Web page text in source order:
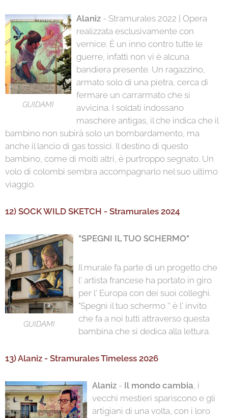
GUIDAMI
Alaniz- Stramurales 2022 | Opera
realizzata esclusivamente con
vernice. È un inno contro tutte le
guerre, infatti non vi è alcuna
bandiera presente. Un ragazzino,
armato solo di una pietra, cerca di
fermare un carrarmato che si
avvicina. I soldati indossano
maschere antigas, il che indica che il
bambino non subirà solo un bombardamento, ma
anche il lancio di gas tossici. Il destino di questo
bambino, come di molti altri, è purtroppo segnato. Un
volo di colombi sembra accompagnarlo nel suo ultimo
viaggio.
12) SOCK WILD SKETCH - Stramurales 2024
GUIDAMI
"SPEGNI IL TUO SCHERMO"
Il murale fa parte di un progetto che
l' artista francese ha portato in giro
per l' Europa con dei suoi colleghi.
"Spegni il tuo schermo '' è l' invito
che fa a noi tutti attraverso questa
bambina che si dedica alla lettura.
13) Alaniz - Stramurales Timeless 2026
Alaniz - Il mondo cambia, i
vecchi mestieri spariscono e gli
artigiani di una volta, con i loro